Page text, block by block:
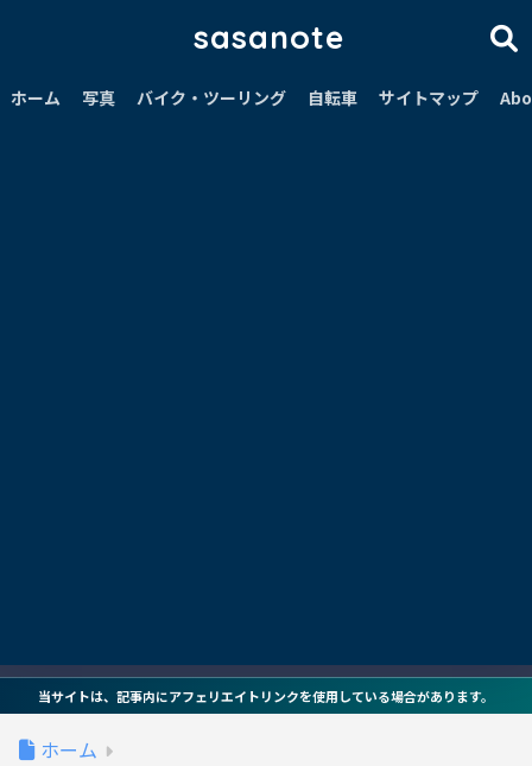
sasanote
ホーム 写真 バイク・ツーリング 自転車 サイトマップ
当サイトは、記事内にアフェリエイトリンクを使用している場合があります。
ホーム